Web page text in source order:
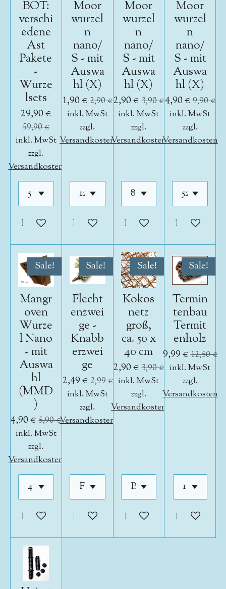
BOT:
verschi
edene
Ast
Pakete
-
Wurze
lsets
29,90 €
59,90 €
inkl. MwSt
zzgl.
Versandkosten
In den Warenkorb
Moor
wurzel
n
nano/
S - mit
Auswa
hl (X)
1,90 € 2,90 €
inkl. MwSt
zzgl.
Versandkosten
In den Warenkorb
Moor
wurzel
n
nano/
S - mit
Auswa
hl (X)
2,90 € 3,90 €
inkl. MwSt
zzgl.
Versandkosten
In den Warenkorb
Moor
wurzel
n
nano/
S - mit
Auswa
hl (X)
4,90 €9,90 €
inkl. MwSt
zzgl.
Versandkosten
In den
Sale!
Mangr
oven
Wurze
l Nano
- mit
Auswa
hl
(MMD
)
4,90 € 5,90 €
inkl. MwSt
zzgl.
Versandkosten
In den Warenkorb
Sale!
Flecht
enzwei
ge -
Knabb
erzwei
ge
2,49 €2,99 €
inkl. MwSt
zzgl.
Versandkosten
In den Warenkorb
Sale!
Kokos
netz
groß,
ca. 50 x
40 cm
2,90 € 3,90 €
inkl. MwSt
zzgl.
Versandkosten
In den Warenkorb
Sale!
Termin
tenbau
Termit
enholz
9,99 €12,50 €
inkl. MwSt
zzgl.
Versandkosten
In den